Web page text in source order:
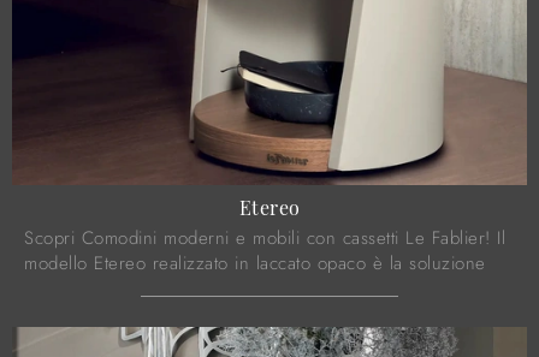
Etereo
Scopri Comodini moderni e mobili con cassetti Le Fablier! Il
modello Etereo realizzato in laccato opaco è la soluzione